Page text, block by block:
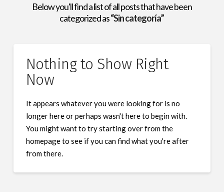
Below you'll find a list of all posts that have been
categorized as“Sin categoría”
Nothing to Show Right
Now
It appears whatever you were looking for is no
longer here or perhaps wasn't here to begin with.
You might want to try starting over from the
homepage to see if you can find what you're after
from there.